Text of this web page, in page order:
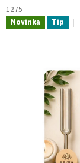
1275
Novinka Tip